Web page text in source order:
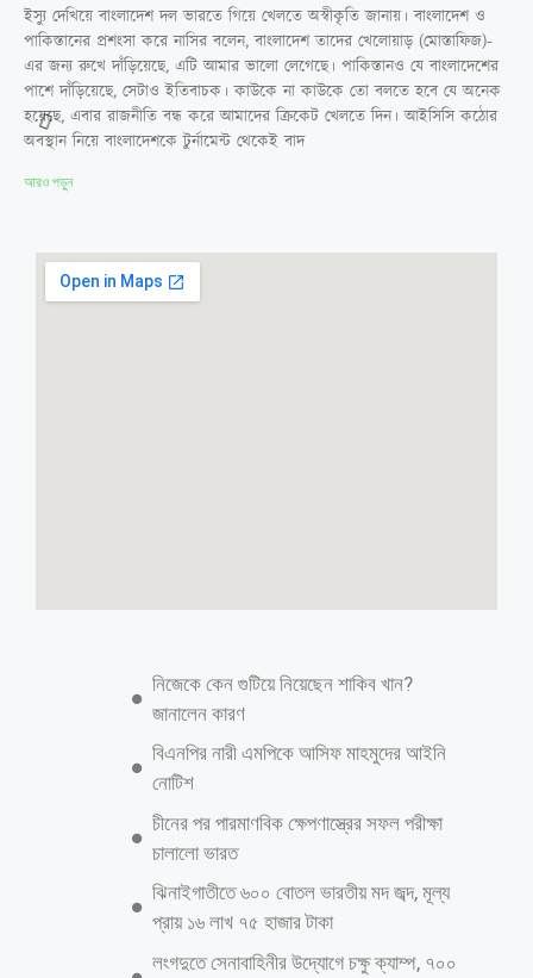
ইস্যু দেখিয়ে বাংলাদেশ দল ভারতে গিয়ে খেলতে অস্বীকৃতি জানায়। বাংলাদেশ ও
পাকিস্তানের প্রশংসা করে নাসির বলেন, বাংলাদেশ তাদের খেলোয়াড় (মোস্তাফিজ)-
এর জন্য রুখে দাঁড়িয়েছে, এটি আমার ভালো লেগেছে। পাকিস্তানও যে বাংলাদেশের
পাশে দাঁড়িয়েছে, সেটাও ইতিবাচক। কাউকে না কাউকে তো বলতে হবে যে অনেক
হয়েছে, এবার রাজনীতি বন্ধ করে আমাদের ক্রিকেট খেলতে দিন। আইসিসি কঠোর
অবস্থান নিয়ে বাংলাদেশকে টুর্নামেন্ট থেকেই বাদ
আরও পড়ুন
নিজেকে কেন গুটিয়ে নিয়েছেন শাকিব খান?
জানালেন কারণ
বিএনপির নারী এমপিকে আসিফ মাহমুদের আইনি
নোটিশ
চীনের পর পারমাণবিক ক্ষেপণাস্ত্রের সফল পরীক্ষা
চালালো ভারত
ঝিনাইগাতীতে ৬০০ বোতল ভারতীয় মদ জব্দ, মূল্য
প্রায় ১৬ লাখ ৭৫ হাজার টাকা
লংগদুতে সেনাবাহিনীর উদ্যোগে চক্ষু ক্যাম্প, ৭০০